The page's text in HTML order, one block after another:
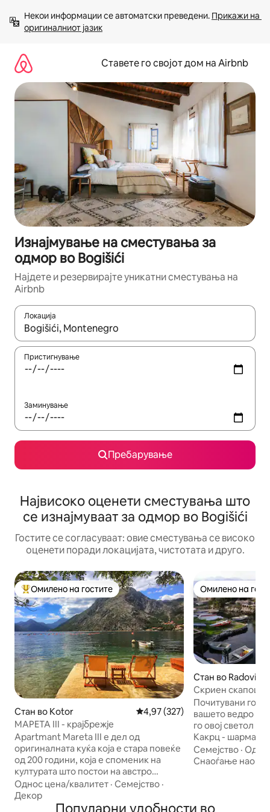
содржина
Некои информации се автоматски преведени. Прикажи на
оригиналниот јазик
Ставете го својот дом на Airbnb
Изнајмување на сместувања за
одмор во Bogišići
Најдете и резервирајте уникатни сместувања на
Airbnb
Локација
Кога резултатите се достапни, движете се со копчињата
Пристигнување
Заминување
Пребарување
Највисоко оценети сместувања што
се изнајмуваат за одмор во Bogišići
Гостите се согласуваат: овие сместувања се високо
оценети поради локацијата, чистотата и друго.
Меѓу најуспешните „Омилени на гостите“
Омилено на гостите
Стан во Kotor Просечна оцена: 4,97 од 5,
4,97 (327)
МАРЕТА III - крајбрежје
Apartmant Mareta III е дел од
оригиналната куќа која е стара повеќе
од 200 години, која е споменик на
културата што постои на австро
унгарските мапи од XIX век. Куќата е
зграда во медитерански стил
направена од камен. Станот се наоѓа
Однос цена/квалитет · Семејство ·
Декор
Омилено на
Омилено на
Стан во Radovici
Скриен
Какрц
Почитувани гости, Добре
вашето ведро
го овој светол
Какрц -
историски
позиционирано
поглед,
Семејство ·
Снаоѓање